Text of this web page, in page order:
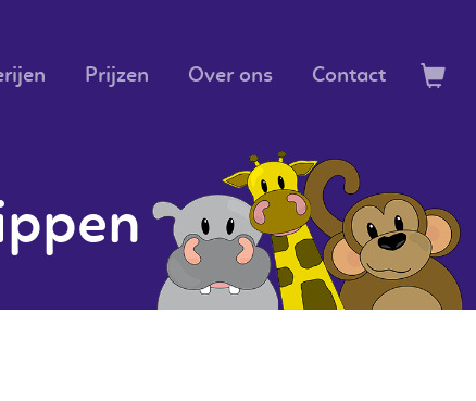
Prijzen Over ons Contact